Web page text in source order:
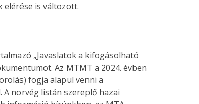
elérése is változott.
„Javaslatok a kifogásolható
Az MTMT a 2024. évben
fogja alapul venni a
norvég listán szereplő hazai